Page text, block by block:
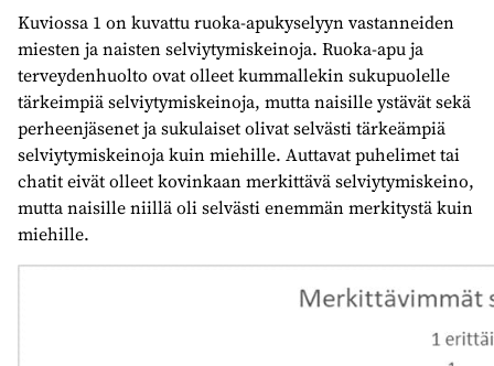
Kuviossa 1 on kuvattu ruoka-apukyselyyn vastanneiden
miesten ja naisten selviytymiskeinoja. Ruoka-apu ja
terveydenhuolto ovat olleet kummallekin sukupuolelle
tärkeimpiä selviytymiskeinoja, mutta naisille ystävät sekä
perheenjäsenet ja sukulaiset olivat selvästi tärkeämpiä
selviytymiskeinoja kuin miehille. Auttavat puhelimet tai
chatit eivät olleet kovinkaan merkittävä selviytymiskeino,
mutta naisille niillä oli selvästi enemmän merkitystä kuin
miehille.